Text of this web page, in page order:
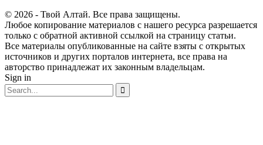
© 2026 - Твой Алтай. Все права защищены.
Любое копирование материалов с нашего ресурса разрешается
только с обратной активной ссылкой на страницу статьи.
Все материалы опубликованные на сайте взяты с открытых
источников и других порталов интернета, все права на
авторство принадлежат их законным владельцам.
Sign in